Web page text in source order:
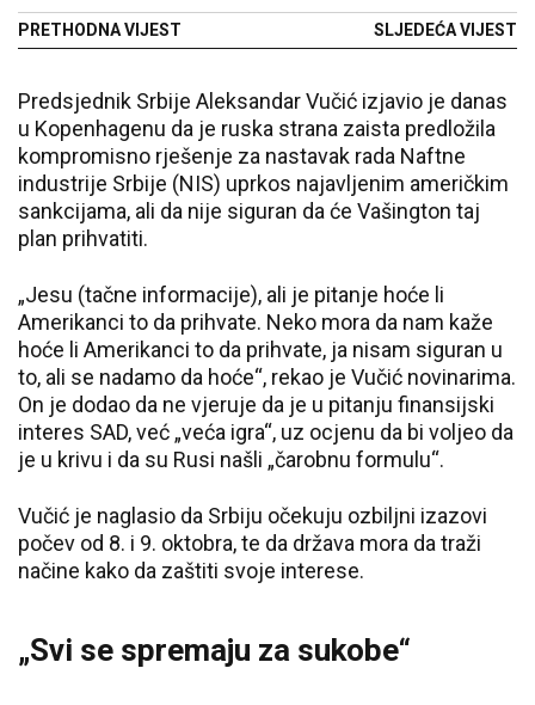
PRETHODNA VIJEST SLJEDEĆA VIJEST
Predsjednik Srbije Aleksandar Vučić izjavio je danas
u Kopenhagenu da je ruska strana zaista predložila
kompromisno rješenje za nastavak rada Naftne
industrije Srbije (NIS) uprkos najavljenim američkim
sankcijama, ali da nije siguran da će Vašington taj
plan prihvatiti.
„Jesu (tačne informacije), ali je pitanje hoće li
Amerikanci to da prihvate. Neko mora da nam kaže
hoće li Amerikanci to da prihvate, ja nisam siguran u
to, ali se nadamo da hoće“, rekao je Vučić novinarima.
On je dodao da ne vjeruje da je u pitanju finansijski
interes SAD, već „veća igra“, uz ocjenu da bi voljeo da
je u krivu i da su Rusi našli „čarobnu formulu“.
Vučić je naglasio da Srbiju očekuju ozbiljni izazovi
počev od 8. i 9. oktobra, te da država mora da traži
načine kako da zaštiti svoje interese.
„Svi se spremaju za sukobe“